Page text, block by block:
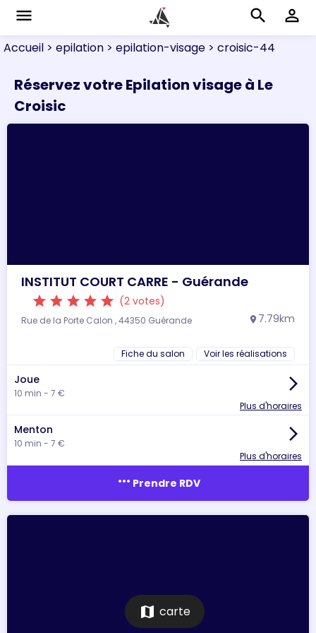
menu search perm_identity
Accueil > epilation > epilation-visage > croisic-44
Réservez votre Epilation visage à Le
Croisic
INSTITUT COURT CARRE - Guérande
star star star star star (2 votes)
Rue de la Porte Calon , 44350 Guérande location_on 7.79km
Fiche du salon Voir les réalisations
Joue
10 min - 7 €
arrow_forward_ios
Plus d'horaires
Menton
10 min - 7 €
arrow_forward_ios
Plus d'horaires
more_horiz Prendre RDV
map carte